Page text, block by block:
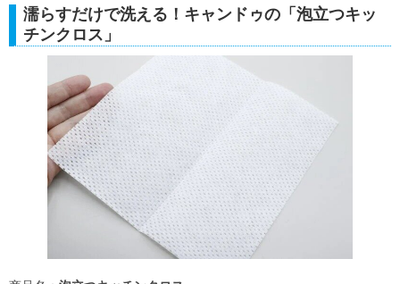
濡らすだけで洗える！キャンドゥの「泡立つキッ
チンクロス」